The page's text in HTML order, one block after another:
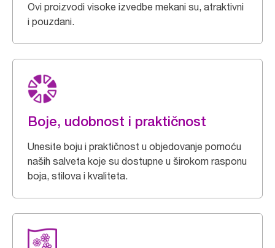
Ovi proizvodi visoke izvedbe mekani su, atraktivni
i pouzdani.
Boje, udobnost i praktičnost
Unesite boju i praktičnost u objedovanje pomoću
naših salveta koje su dostupne u širokom rasponu
boja, stilova i kvaliteta.